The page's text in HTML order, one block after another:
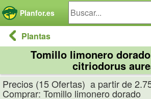
Planfor.es
Plantas
Tomillo limonero
citriodorus
Precios (15 Ofertas) a partir de
Comprar: Tomillo limonero dorado
Panel de gestión de cookies